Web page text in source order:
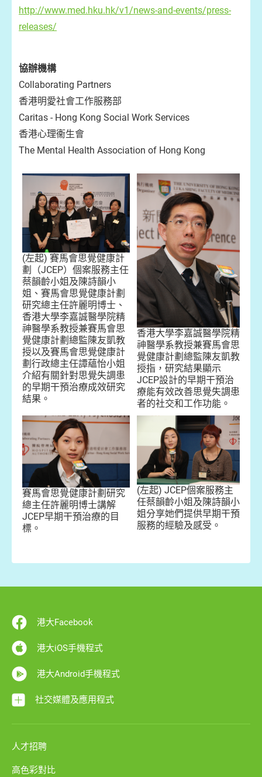
http://www.med.hku.hk/v1/news-and-events/press-
releases/
協辦機構
Collaborating Partners
香港明愛社會工作服務部
Caritas - Hong Kong Social Work Services
香港心理衞生會
The Mental Health Association of Hong Kong
(左起) 賽馬會思覺健康計
劃（JCEP）個案服務主任
蔡韻齡小姐及陳詩韻小
姐、賽馬會思覺健康計劃
研究總主任許麗明博士、
香港大學李嘉誠醫學院精
神醫學系教授兼賽馬會思
覺健康計劃總監陳友凱教
授以及賽馬會思覺健康計
劃行政總主任譚蘊怡小姐
介紹有關針對思覺失調患
的早期干預治療成效研究
結果。
香港大學李嘉誠醫學院精
神醫學系教授兼賽馬會思
覺健康計劃總監陳友凱教
授指，研究結果顯示
JCEP設計的早期干預治
療能有效改善思覺失調患
者的社交和工作功能。
賽馬會思覺健康計劃研究
總主任許麗明博士講解
JCEP早期干預治療的目
標。
(左起) JCEP個案服務主
任蔡韻齡小姐及陳詩韻小
姐分享她們提供早期干預
服務的經驗及感受。
港大Facebook
港大iOS手機程式
港大Android手機程式
社交媒體及應用程式
人才招聘
高色彩對比